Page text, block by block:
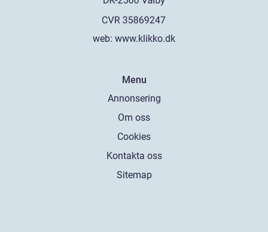
web: www.klikko.dk
Menu
Annonsering
Om oss
Cookies
Kontakta oss
Sitemap